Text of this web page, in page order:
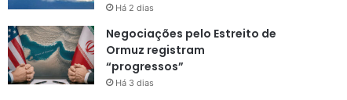
Há 2 dias
Negociações pelo Estreito de
Ormuz registram
“progressos”
Há 3 dias